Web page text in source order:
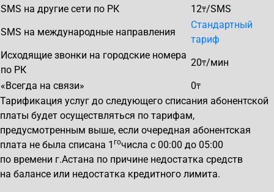
SMS на другие сети по РК
12₸/SMS
SMS на международные направления
Стандартный
тариф
Исходящие звонки на городские номера
по РК
20₸/мин
«Всегда на связи»
0₸
Тарификация услуг до следующего списания абонентской
платы будет осуществляться по тарифам,
предусмотренным выше, если очередная абонентская
плата не была списана 1 гочисла с 00:00 до 05:00
по времени г.Астана по причине недостатка средств
на балансе или недостатка кредитного лимита.